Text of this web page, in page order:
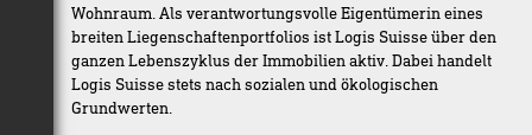
Wohnraum. Als verantwortungsvolle Eigentümerin eines
breiten Liegenschaftenportfolios ist Logis Suisse über den
ganzen Lebenszyklus der Immobilien aktiv. Dabei handelt
Logis Suisse stets nach sozialen und ökologischen
Grundwerten.